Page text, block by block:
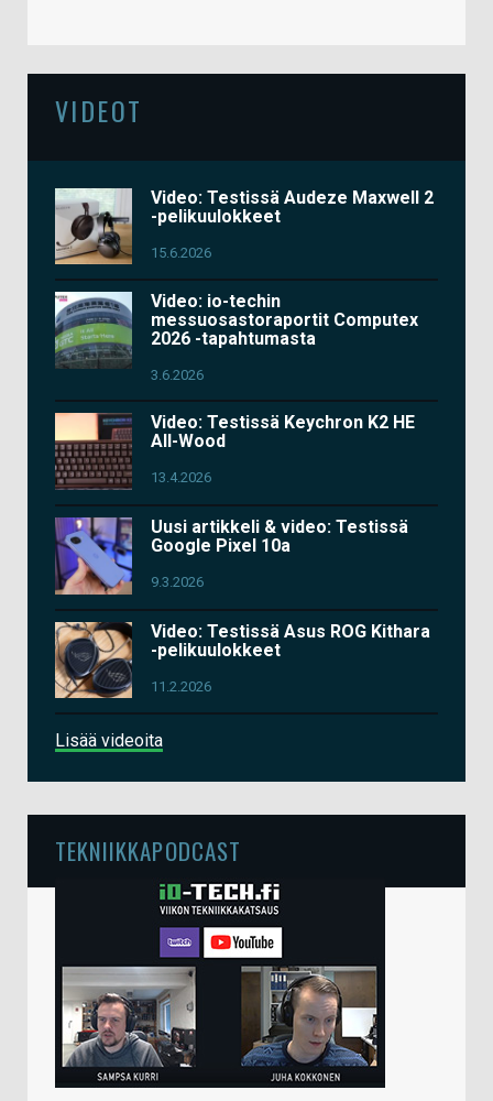
VIDEOT
Video: Testissä Audeze Maxwell 2
-pelikuulokkeet
15.6.2026
Video: io-techin
messuosastoraportit Computex
2026 -tapahtumasta
3.6.2026
Video: Testissä Keychron K2 HE
All-Wood
13.4.2026
Uusi artikkeli & video: Testissä
Google Pixel 10a
9.3.2026
Video: Testissä Asus ROG Kithara
-pelikuulokkeet
11.2.2026
Lisää videoita
TEKNIIKKAPODCAST